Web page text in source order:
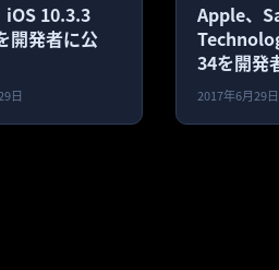
10.3.3
開発者に公
日
Apple、
34を開発
2017年6月29日